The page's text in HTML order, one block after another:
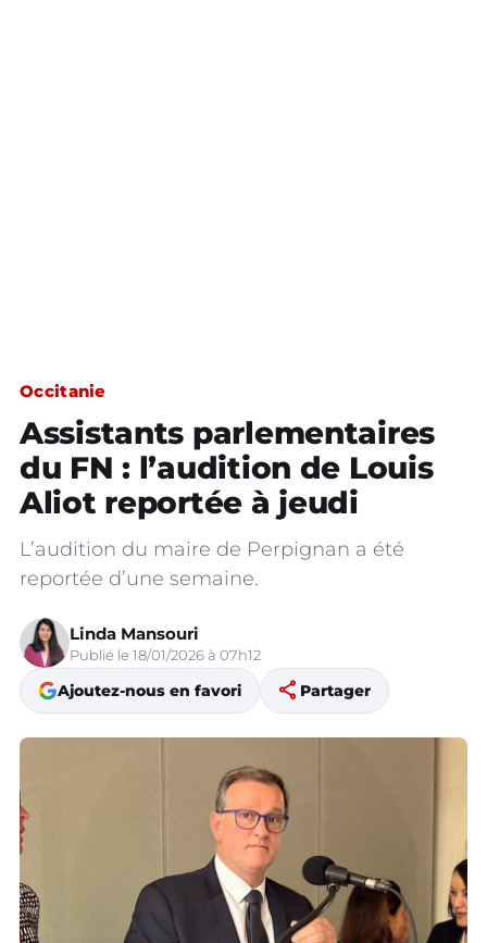
Occitanie
Assistants parlementaires
du FN : l’audition de Louis
Aliot reportée à jeudi
L’audition du maire de Perpignan a été
reportée d’une semaine.
Linda Mansouri
Publié le 18/01/2026 à 07h12
Ajoutez-nous en favori share Partager